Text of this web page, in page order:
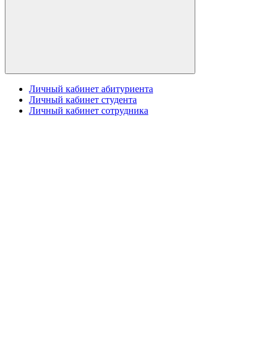
Личный кабинет абитуриента
Личный кабинет студента
Личный кабинет сотрудника